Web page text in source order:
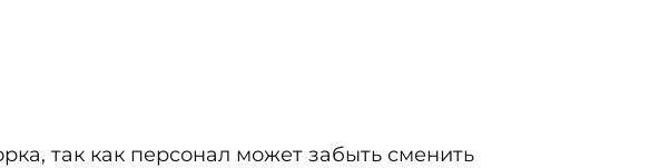
так как персонал может забыть сменить